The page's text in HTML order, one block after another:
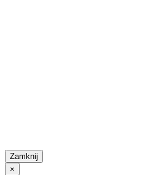
Zamknij
×